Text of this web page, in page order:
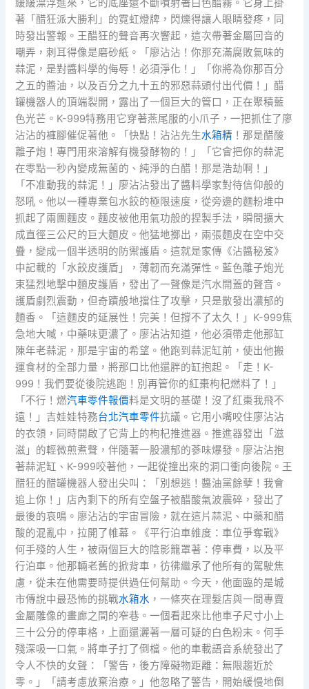
緩緩漂浮進來，它的底座還不斷噴射著白色醋霧。它身上掛
著「醋狂派大勝利」的霓虹燈牌，閃爍得讓人眼睛發疼，同
時發出警報。王醋狂的聲音再次響起，這次帶著金屬回音的
嘲弄，刺耳得像是磨砂紙。「廖沾沾！你那充滿腐敗氣味的
蒜泥，是對醬料學的侮辱！必須淨化！」「你將為你那百分
之五的醬油，以及百分之九十五的邪惡蒜頭付出代價！」醋
罐機器人的頂端裂開，露出了一個巨大的管口，正在聚積藍
色光芒。K-999特務用它穿著燕尾服的小爪子，一把抓住了廖
沾沾的褲腳催促著他。「快點！沾沾先生水箱精 ！那是醋酸
離子炮！專門用來溶解有機發酵物的！」「它會把你的蒜泥
在零點一秒內變成無菌的、純淨的白醋！那是浩劫啊！」
「不准動我的蒜泥！」廖沾沾發出了醬料學家對待信仰般的
怒吼。他以一種專業包水餃的極限速度，從旁邊的麵粉堆中
抓起了兩團麵皮。麵皮被他用氣功般的捏製手法，瞬間擴大
成直徑三公尺的巨大麵皮。他猛地擲出，兩張麵皮在空中交
疊，變成一個半透明的防禦護盾。這就是家傳《沾醬秘笈》
中記載的「水餃皮護盾」，薄韌而充滿彈性。藍色離子炮光
束猛烈地擊中麵皮護盾，發出了一聲像是汽水開蓋的聲音。
護盾劇烈震動，但奇蹟般地擋住了攻擊，只是散發出濃郁的
麵香。「這麵皮的延展性！完美！但撐不了太久！」K-999焦
急地大喊，中藥味更濃了。廖沾沾知道，他必須帶走他那缸
陳年老蒜泥，那是宇宙的希望。他跑到蒜泥缸前，使出他搬
運食材的全部力量，將那口比他還胖的缸抱起。「走！K-
999！我們要從後院逃跑！別再管你的紅棗枸杞燃料了！」
「不行！燃汽車零件報價料是文明的基礎！沒了紅棗我飛不
遠！」吉娃娃特務台北汽車零件抗議。它用小嘴咬住廖沾沾
的衣領，同時開啟了它背上的枸杞推進器。推進器發出「滋
滋」的輕微煎煮聲，伴隨著一股濃郁的蔘味爆發。廖沾沾抱
著蒜泥缸、K-999咬著他，一起從撞出來的洞口衝向後院。王
醋狂的醋罐機器人發出尖叫：「別想逃！醬油黨餘孽！我會
追上你！」店內剩下的所有空盤子被醋酸氣波震碎，發出了
最後的哀鳴。廖沾沾的宇宙冒險，就在這片蒜泥、中藥和醋
酸的混亂中，拉開了帷幕。《平行泊車維度：車位爭奪戰》
何手殘的人生，被兩個巨大的陰影籠罩著：停車費，以及平
行泊車。他那輛老舊的掀背車，彷彿繼承了他所有的駕駛焦
慮，從未在他需要時提供過任何幫助。今天，他面臨的是城
市傳說中最恐怖的挑戰水箱水 ，一條夾在理髮店與一間專賣
金屬雕像的畫廊之間的窄巷。一個看起來比他車子尺寸小上
三十公分的停車格，上面還灑著一層可疑的白色粉末。何手
殘深吸一口氣。將車子打了倒檔。他的車載語音系統發出了
令人不快的女聲：「警告，後方障礙物距離：無限趨近於
零。」「請考慮放棄治療。」他忽略了警告，開始緩慢地倒